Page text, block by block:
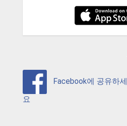
Facebook에 공유하세
요